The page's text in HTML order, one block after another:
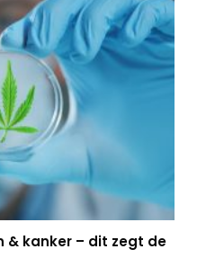
& kanker – dit zegt de